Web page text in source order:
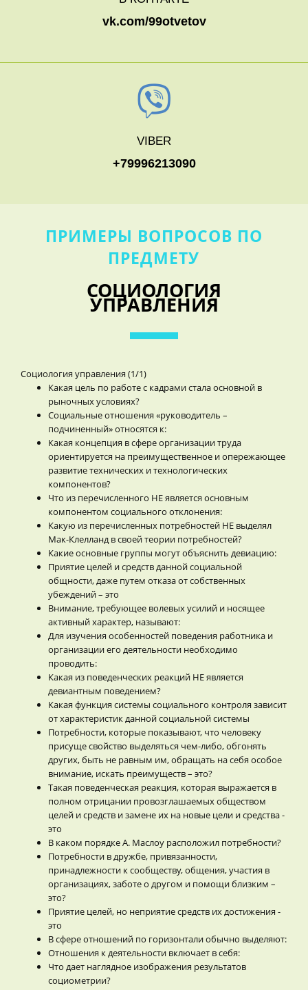
vk.com/99otvetov
VIBER
+79996213090
ПРИМЕРЫ ВОПРОСОВ ПО
ПРЕДМЕТУ
СОЦИОЛОГИЯ
УПРАВЛЕНИЯ
Социология управления (1/1)
Какая цель по работе с кадрами стала основной в
рыночных условиях?
Социальные отношения «руководитель –
подчиненный» относятся к:
Какая концепция в сфере организации труда
ориентируется на преимущественное и опережающее
развитие технических и технологических
компонентов?
Что из перечисленного НЕ является основным
компонентом социального отклонения:
Какую из перечисленных потребностей НЕ выделял
Мак-Клелланд в своей теории потребностей?
Какие основные группы могут объяснить девиацию:
Приятие целей и средств данной социальной
общности, даже путем отказа от собственных
убеждений – это
Внимание, требующее волевых усилий и носящее
активный характер, называют:
Для изучения особенностей поведения работника и
организации его деятельности необходимо
проводить:
Какая из поведенческих реакций НЕ является
девиантным поведением?
Какая функция системы социального контроля зависит
от характеристик данной социальной системы
Потребности, которые показывают, что человеку
присуще свойство выделяться чем-либо, обгонять
других, быть не равным им, обращать на себя особое
внимание, искать преимуществ – это?
Такая поведенческая реакция, которая выражается в
полном отрицании провозглашаемых обществом
целей и средств и замене их на новые цели и средства -
это
В каком порядке А. Маслоу расположил потребности?
Потребности в дружбе, привязанности,
принадлежности к сообществу, общения, участия в
организациях, заботе о другом и помощи близким –
это?
Приятие целей, но неприятие средств их достижения -
это
В сфере отношений по горизонтали обычно выделяют:
Отношения к деятельности включает в себя:
Что дает наглядное изображения результатов
социометрии?